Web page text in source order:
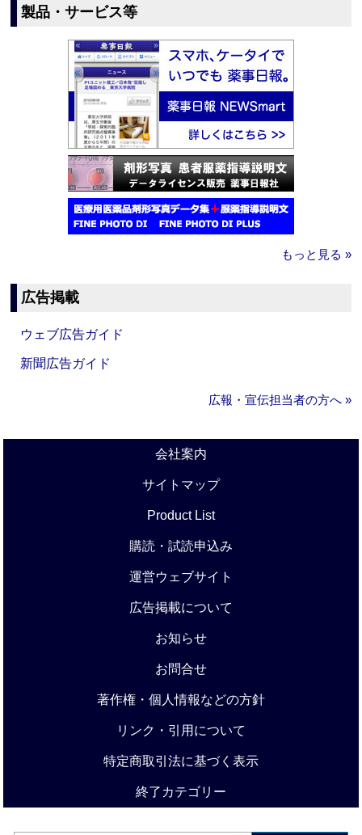
製品・サービス等
もっと見る »
広告掲載
ウェブ広告ガイド
新聞広告ガイド
広報・宣伝担当者の方へ »
会社案内
サイトマップ
Product List
購読・試読申込み
運営ウェブサイト
広告掲載について
お知らせ
お問合せ
著作権・個人情報などの方針
リンク・引用について
特定商取引法に基づく表示
終了カテゴリー